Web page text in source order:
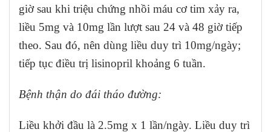
giờ sau khi triệu chứng nhồi máu cơ tim xảy ra,
liều 5mg và 10mg lần lượt sau 24 và 48 giờ tiếp
theo. Sau đó, nên dùng liều duy trì 10mg/ngày;
tiếp tục điều trị lisinopril khoảng 6 tuần.
Bệnh thận do đái tháo đường:
Liều khởi đầu là 2.5mg x 1 lần/ngày. Liều duy trì